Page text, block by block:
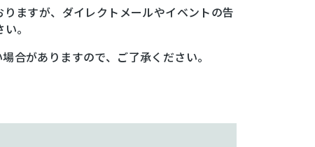
ますが、ダイレクトメールやイベントの告
。
合がありますので、ご了承ください。